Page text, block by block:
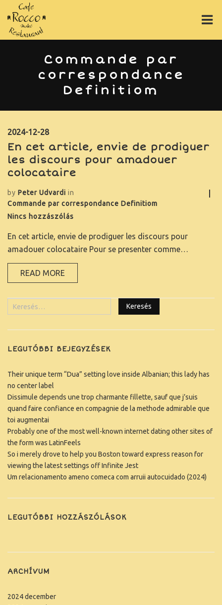
ITALLAP
RÓLUNK
GY.I.K.
GALÉRIA
ASZTALFOGLALÁS
KAPCSOLAT
Commande par
correspondance
Definitiom
2024-12-28
En cet article, envie de prodiguer
les discours pour amadouer
colocataire
by Peter Udvardi in
Commande par correspondance Definitiom
Nincs hozzászólás
En cet article, envie de prodiguer les discours pour
amadouer colocataire Pour se presenter comme…
READ MORE
LEGUTÓBBI BEJEGYZÉSEK
Their unique term “Dua” setting love inside Albanian; this lady has
no center label
Dissimule depends une trop charmante fillette, sauf que j’suis
quand faire confiance en compagnie de la methode admirable que
toi augmentai
Probably one of the most well-known internet dating other sites of
the form was LatinFeels
So i merely drove to help you Boston toward express reason for
viewing the latest settings off Infinite Jest
Um relacionamento ameno comeca com arruii autocuidado (2024)
LEGUTÓBBI HOZZÁSZÓLÁSOK
ARCHÍVUM
2024 december